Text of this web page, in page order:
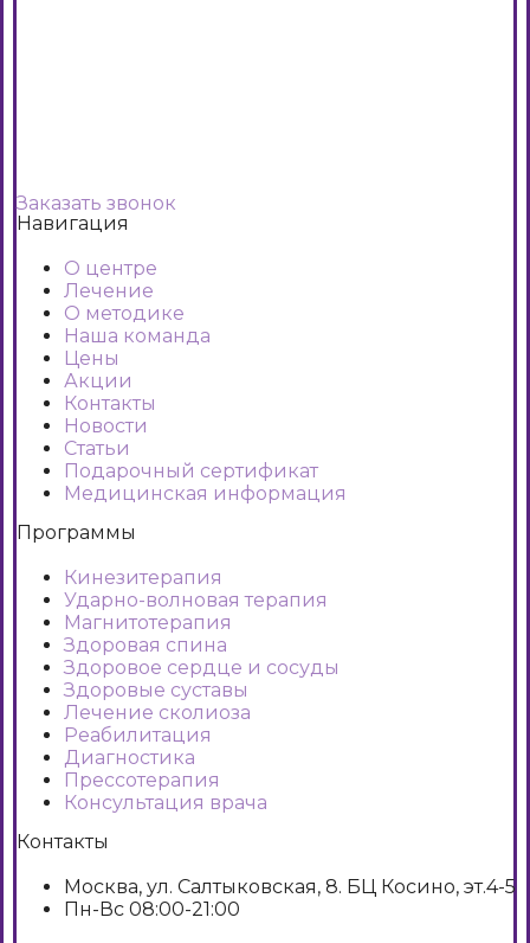
Заказать звонок
Навигация
О центре
Лечение
О методике
Наша команда
Цены
Акции
Контакты
Новости
Статьи
Подарочный сертификат
Медицинская информация
Программы
Кинезитерапия
Ударно-волновая терапия
Магнитотерапия
Здоровая спина
Здоровое сердце и сосуды
Здоровые суставы
Лечение сколиоза
Реабилитация
Диагностика
Прессотерапия
Консультация врача
Контакты
Москва, ул. Салтыковская, 8. БЦ Косино, эт.4-5
Пн-Вс 08:00-21:00